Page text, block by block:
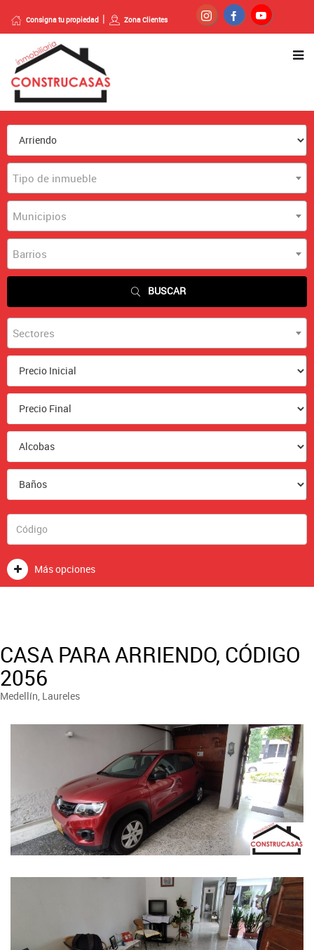
Consigna tu propiedad Zona Clientes
Tipo de inmueble
Municipios
Barrios
BUSCAR
Sectores
Más opciones
CASA PARA ARRIENDO, CÓDIGO
2056
Medellín, Laureles